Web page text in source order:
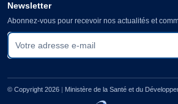
Newsletter
Abonnez-vous pour recevoir nos actualités et
Votre adresse e-mail
© Copyright 2026 | Ministère de la Santé et du